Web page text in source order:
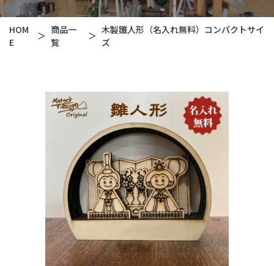
HOM
E
＞
商品一
覧
＞
木製雛人形（名入れ無料）コンパクトサイ
ズ